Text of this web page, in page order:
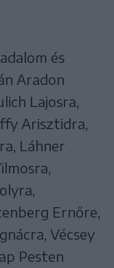
és
Aradon
Lajosra,
Arisztidra,
Láhner
Ernőre,
Vécsey
Pesten